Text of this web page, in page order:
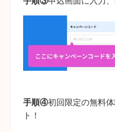
手順④初回限定の無料
ト！